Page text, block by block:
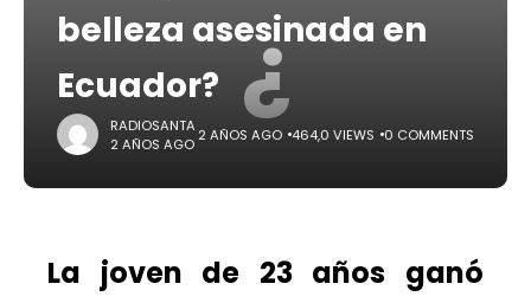
¿
belleza asesinada en
Ecuador?
RADIOSANTA
2 AÑOS AGO 2 AÑOS AGO 464,0 VIEWS 0 COMMENTS
La joven de 23 años ganó